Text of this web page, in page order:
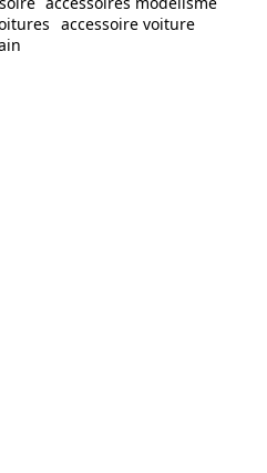
accessoire voiture